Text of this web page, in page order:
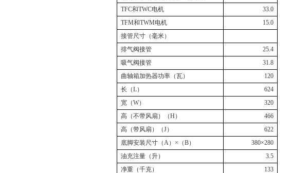
TFC和TWC电机
33.0
TFM和TWM电机
15.0
接管尺寸（毫米）
排气阀接管
25.4
吸气阀接管
31.8
曲轴箱加热器功率（瓦）
120
长（L）
624
宽（W）
320
高（不带风扇）（H ）
466
高（带风扇）（J）
622
底脚安装尺寸（A）×（B） 380×280
油充注量（升）
3.5
净重（千克）
133